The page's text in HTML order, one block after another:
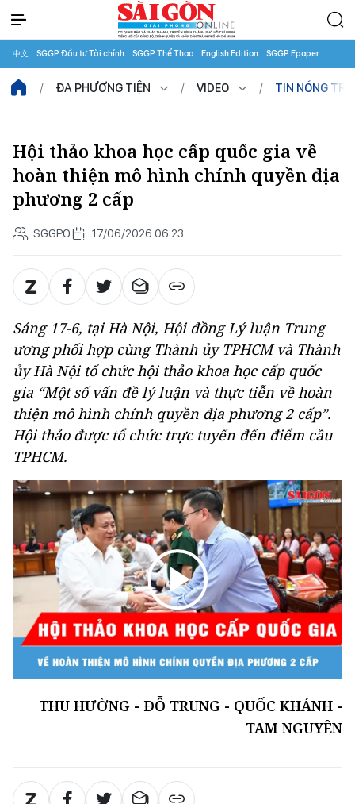
中文 SGGP Đầu tư Tài chính SGGP Thể Thao English Edition SGGP Epaper
ĐA PHƯƠNG TIỆN VIDEO TIN NÓNG
Hội thảo khoa học cấp quốc gia về
hoàn thiện mô hình chính quyền địa
phương 2 cấp
SGGPO 17/06/2026 06:23
Sáng 17-6, tại Hà Nội, Hội đồng Lý luận Trung
ương phối hợp cùng Thành ủy TPHCM và Thành
ủy Hà Nội tổ chức hội thảo khoa học cấp quốc
gia “Một số vấn đề lý luận và thực tiễn về hoàn
thiện mô hình chính quyền địa phương 2 cấp”.
Hội thảo được tổ chức trực tuyến đến điểm cầu
TPHCM.
THU HƯỜNG - ĐỖ TRUNG - QUỐC KHÁNH -
TAM NGUYÊN